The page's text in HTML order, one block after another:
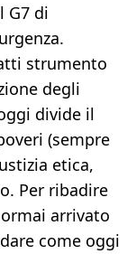
G7 di
strumento
degli
divide il
(sempre
etica,
Per ribadire
arrivato
come oggi